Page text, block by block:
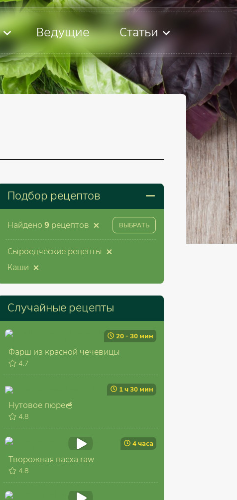
Ведущие Статьи
Подбор рецептов
Найдено 9 рецептов × ВЫБРАТЬ
Сыроедческие рецепты ×
Каши ×
Случайные рецепты
20 - 30 мин
Фарш из красной чечевицы
4.7
1 ч 30 мин
Нутовое пюре🥣
4.8
4 часа
Творожная пасха raw
4.8